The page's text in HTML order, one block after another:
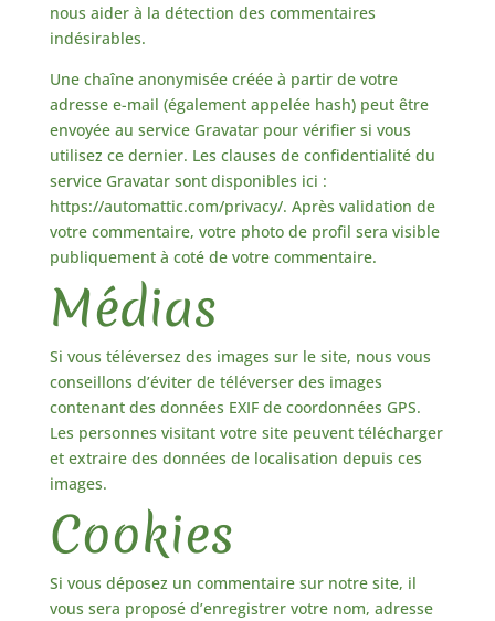
nous aider à la détection des commentaires
indésirables.
Une chaîne anonymisée créée à partir de votre
adresse e-mail (également appelée hash) peut être
envoyée au service Gravatar pour vérifier si vous
utilisez ce dernier. Les clauses de confidentialité du
service Gravatar sont disponibles ici :
https://automattic.com/privacy/. Après validation de
votre commentaire, votre photo de profil sera visible
publiquement à coté de votre commentaire.
Médias
Si vous téléversez des images sur le site, nous vous
conseillons d’éviter de téléverser des images
contenant des données EXIF de coordonnées GPS.
Les personnes visitant votre site peuvent télécharger
et extraire des données de localisation depuis ces
images.
Cookies
Si vous déposez un commentaire sur notre site, il
vous sera proposé d’enregistrer votre nom, adresse